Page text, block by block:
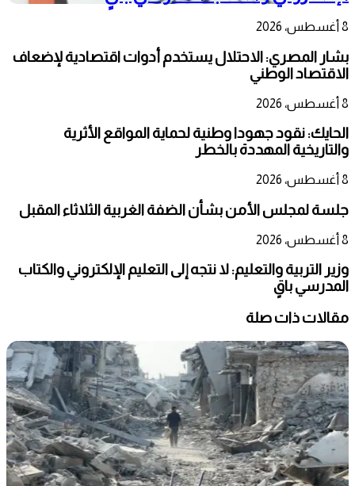
8 أغسطس، 2026
بشار المصري: الاحتلال يستخدم أدوات اقتصادية لإضعاف
الاقتصاد الوطني
8 أغسطس، 2026
الحايك: نقود جهودا وطنية لحماية المواقع الأثرية
والتاريخية المهددة بالخطر
8 أغسطس، 2026
جلسة لمجلس الأمن بشأن الضفة الغربية الثلاثاء المقبل
8 أغسطس، 2026
وزير التربية والتعليم: لا نتجه إلى التعليم الإلكتروني والكتاب
المدرسي باقٍ
مقالات ذات صلة